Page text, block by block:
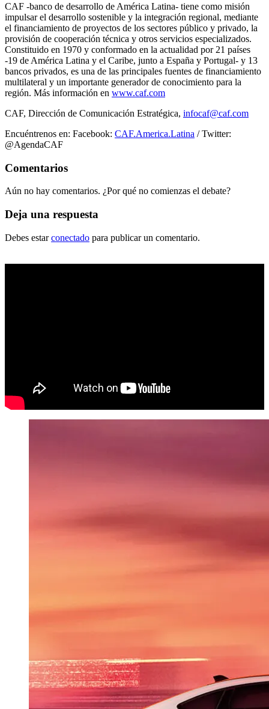
CAF -banco de desarrollo de América Latina- tiene como misión
impulsar el desarrollo sostenible y la integración regional, mediante
el financiamiento de proyectos de los sectores público y privado, la
provisión de cooperación técnica y otros servicios especializados.
Constituido en 1970 y conformado en la actualidad por 21 países
-19 de América Latina y el Caribe, junto a España y Portugal- y 13
bancos privados, es una de las principales fuentes de financiamiento
multilateral y un importante generador de conocimiento para la
región. Más información en www.caf.com
CAF, Dirección de Comunicación Estratégica, infocaf@caf.com
Encuéntrenos en: Facebook: CAF.America.Latina / Twitter:
@AgendaCAF
Comentarios
Aún no hay comentarios. ¿Por qué no comienzas el debate?
Deja una respuesta
Debes estarconectado para publicar un comentario.